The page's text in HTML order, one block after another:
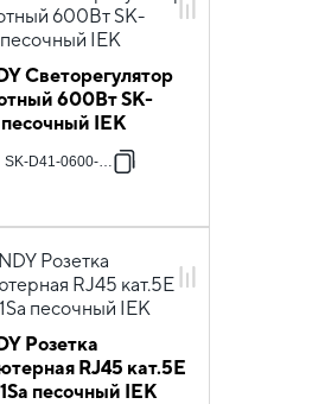
Светорегулятор
600Вт SK-
песочный IEK
SK-D41-0600-K98
Розетка
RJ45 кат.5E
песочный IEK